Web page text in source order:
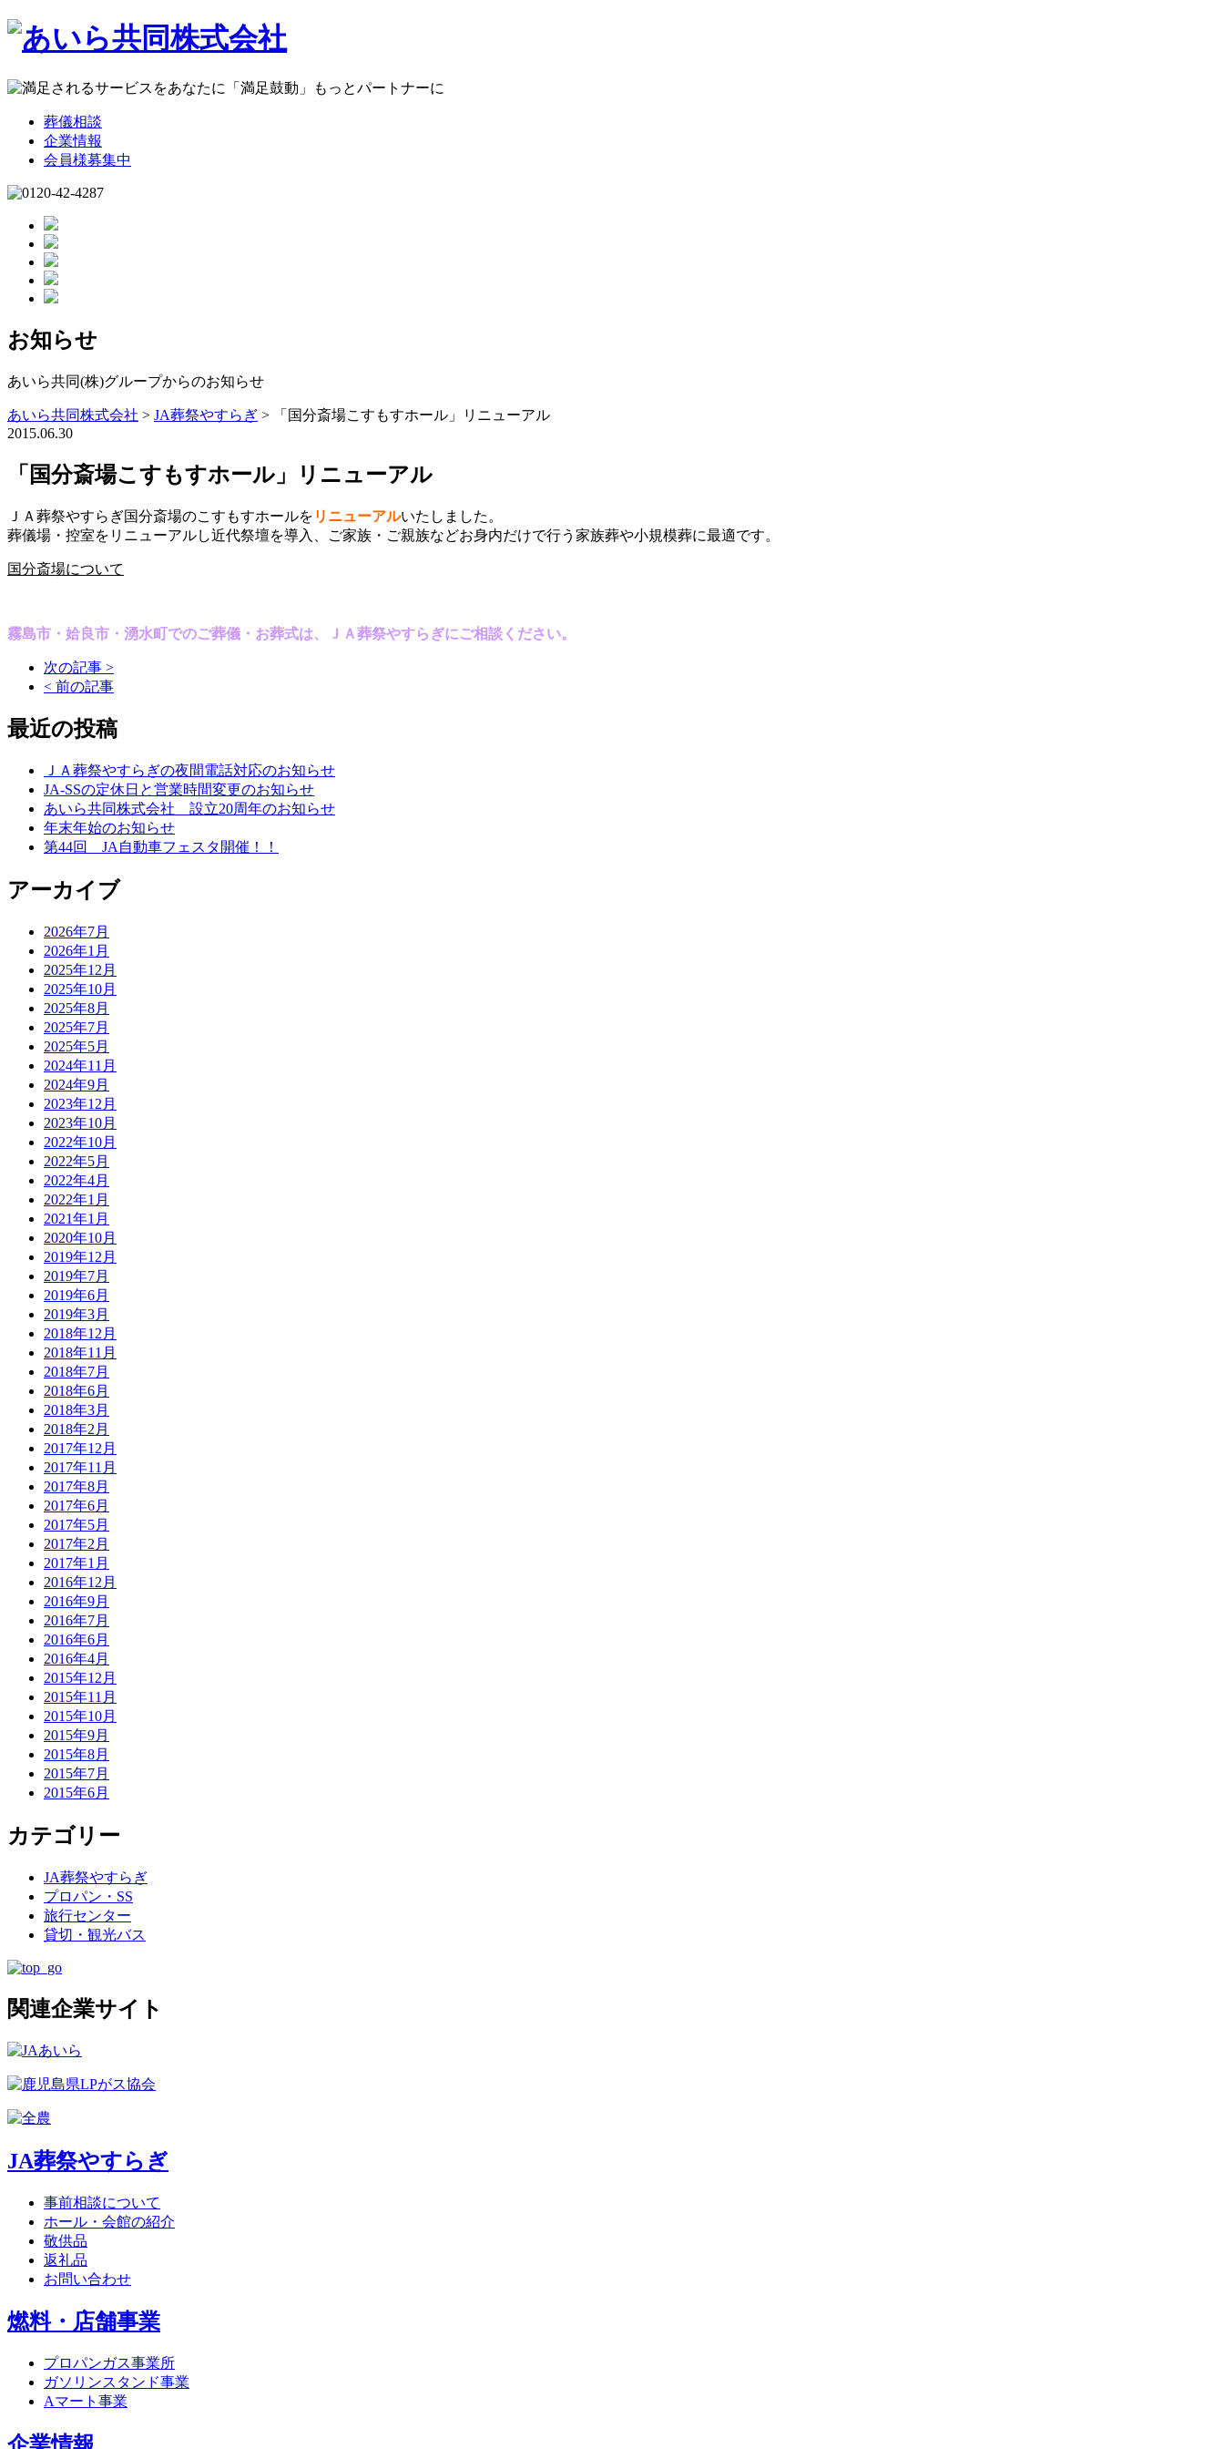
葬儀相談
企業情報
会員様募集中
お知らせ
あいら共同(株)グループからのお知らせ
あいら共同株式会社 > JA葬祭やすらぎ >
「国分斎場こすもすホール」リニューアル
2015.06.30
「国分斎場こすもすホール」リニューアル
ＪＡ葬祭やすらぎ国分斎場のこすもすホールを リニューアルいたしました。
葬儀場・控室をリニューアルし近代祭壇を導入、ご家族・ご親族などお身内だけで行う家族葬や小規模葬に最適です。
国分斎場について
霧島市・姶良市・湧水町でのご葬儀・お葬式は、ＪＡ葬祭やすらぎにご相談ください。
次の記事 >
< 前の記事
最近の投稿
ＪＡ葬祭やすらぎの夜間電話対応のお知らせ
JA-SSの定休日と営業時間変更のお知らせ
あいら共同株式会社 設立20周年のお知らせ
年末年始のお知らせ
第44回 JA自動車フェスタ開催！！
アーカイブ
2026年7月
2026年1月
2025年12月
2025年10月
2025年8月
2025年7月
2025年5月
2024年11月
2024年9月
2023年12月
2023年10月
2022年10月
2022年5月
2022年4月
2022年1月
2021年1月
2020年10月
2019年12月
2019年7月
2019年6月
2019年3月
2018年12月
2018年11月
2018年7月
2018年6月
2018年3月
2018年2月
2017年12月
2017年11月
2017年8月
2017年6月
2017年5月
2017年2月
2017年1月
2016年12月
2016年9月
2016年7月
2016年6月
2016年4月
2015年12月
2015年11月
2015年10月
2015年9月
2015年8月
2015年7月
2015年6月
カテゴリー
JA葬祭やすらぎ
プロパン・SS
旅行センター
貸切・観光バス
関連企業サイト
JA葬祭やすらぎ
事前相談について
ホール・会館の紹介
敬供品
返礼品
お問い合わせ
燃料・店舗事業
プロパンガス事業所
ガソリンスタンド事業
Aマート事業